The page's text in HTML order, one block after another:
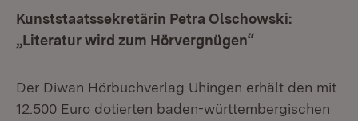
Kunststaatssekretärin Petra Olschowski:
„Literatur wird zum Hörvergnügen“
Der Diwan Hörbuchverlag Uhingen erhält den mit
12.500 Euro dotierten baden-württembergischen